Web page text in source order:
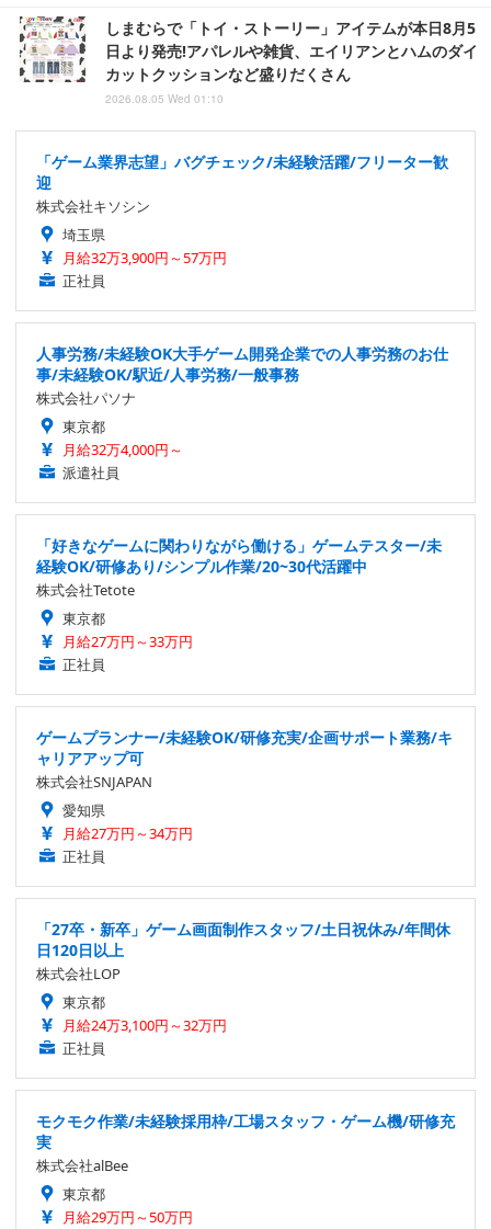
しまむらで「トイ・ストーリー」アイテムが本日8月5
日より発売!アパレルや雑貨、エイリアンとハムのダイ
カットクッションなど盛りだくさん
2026.08.05 Wed 01:10
「ゲーム業界志望」バグチェック/未経験活躍/フリーター歓
迎
株式会社キソシン
埼玉県
月給32万3,900円～57万円
正社員
人事労務/未経験OK大手ゲーム開発企業での人事労務のお仕
事/未経験OK/駅近/人事労務/一般事務
株式会社パソナ
東京都
月給32万4,000円～
派遣社員
「好きなゲームに関わりながら働ける」ゲームテスター/未
経験OK/研修あり/シンプル作業/20~30代活躍中
株式会社Tetote
東京都
月給27万円～33万円
正社員
ゲームプランナー/未経験OK/研修充実/企画サポート業務/キ
ャリアアップ可
株式会社SNJAPAN
愛知県
月給27万円～34万円
正社員
「27卒・新卒」ゲーム画面制作スタッフ/土日祝休み/年間休
日120日以上
株式会社LOP
東京都
月給24万3,100円～32万円
正社員
モクモク作業/未経験採用枠/工場スタッフ・ゲーム機/研修充
実
株式会社alBee
東京都
月給29万円～50万円